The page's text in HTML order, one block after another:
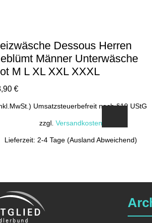
Dessous Herren
Männer Unterwäsche
M L XL XXL XXXL
€
Umsatzsteuerbefreit nach §19 UStG
zzgl. Versandkosten
Lieferzeit: 2-4 Tage (Ausland Abweichend)